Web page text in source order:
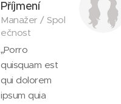
Příjmení
Manažer / Spol
ečnost
„Porro
quisquam est
qui dolorem
ipsum quia